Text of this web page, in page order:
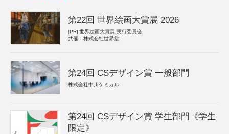
第22回 世界絵画大賞展 2026
[PR] 世界絵画大賞展 実行委員会
共催：株式会社世界堂
第24回 CSデザイン賞 一般部門
株式会社中川ケミカル
第24回 CSデザイン賞 学生部門《学生
限定》